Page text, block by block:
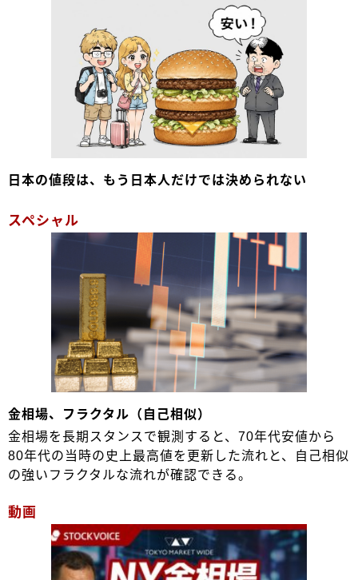
日本の値段は、もう日本人だけでは決められない
スペシャル
金相場、フラクタル（自己相似）
金相場を長期スタンスで観測すると、70年代安値から
80年代の当時の史上最高値を更新した流れと、自己相似
の強いフラクタルな流れが確認できる。
動画